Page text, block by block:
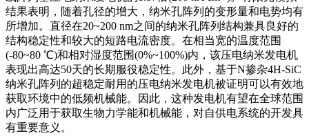
结果表明，随着孔径的增大，纳米孔阵列的变形量和电势均有
所增加。直径在20~200 nm之间的纳米孔阵列结构兼具良好的
结构稳定性和较大的短路电流密度。在相当宽的温度范围
(-80~80 ℃)和相对湿度范围(0%~100%)内，该压电纳米发电机
表现出高达50天的长期服役稳定性。此外，基于N掺杂4H-SiC
纳米孔阵列的超稳定耐用的压电纳米发电机被证明可以有效地
获取环境中的低频机械能。因此，这种发电机有望在全球范围
内广泛用于获取生物力学能和机械能，对自供电系统的开发具
有重要意义。